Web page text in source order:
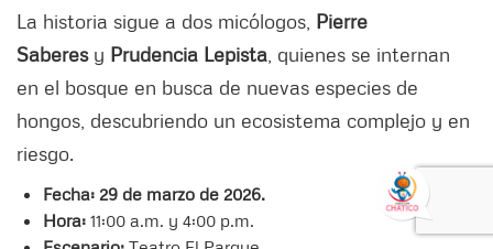
La historia sigue a dos micólogos, Pierre
Saberesy Prudencia Lepista , quienes se internan
en el bosque en busca de nuevas especies de
hongos, descubriendo un ecosistema complejo y en
riesgo.
Fecha: 29 de marzo de 2026.
Hora: 11:00 a.m. y 4:00 p.m.